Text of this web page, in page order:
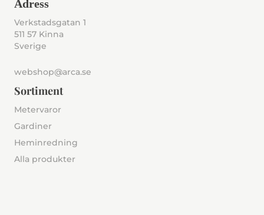
Adress
Verkstadsgatan 1
511 57 Kinna
Sverige
webshop@arca.se
Sortiment
Metervaror
Gardiner
Heminredning
Alla produkter